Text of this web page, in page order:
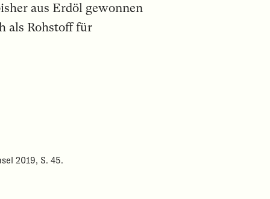
aus Erdöl gewonnen
als Rohstoff für
2019, S. 45.